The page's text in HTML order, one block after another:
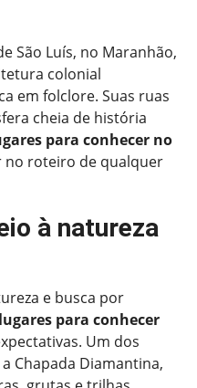
São Luís, no Maranhão,
colonial
em folclore. Suas ruas
cheia de história
para conhecer no
no roteiro de qualquer
à natureza
e busca por
lugares para conhecer
Um dos
Chapada Diamantina,